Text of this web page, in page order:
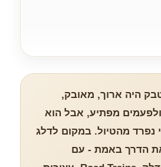
היה ארוך, מאובק,
ולפעמים מפתיע, אבל הוא
מהטיול. במקום לדלג
הדרך באמת - עם